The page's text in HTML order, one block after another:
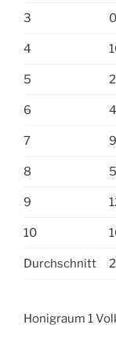
3 0
4
5
6
7
8
9
10
Durchschnitt
Honigraum 1